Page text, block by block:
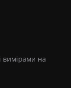
вимірами на